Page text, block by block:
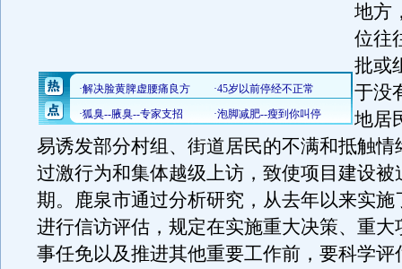
地方
位往
批或
于没
地居
易诱发部分村组、街道居民的不满和抵触情
过激行为和集体越级上访，致使项目建设被
期。鹿泉市通过分析研究，从去年以来实施
进行信访评估，规定在实施重大决策、重大
事任免以及推进其他重要工作前，要科学评